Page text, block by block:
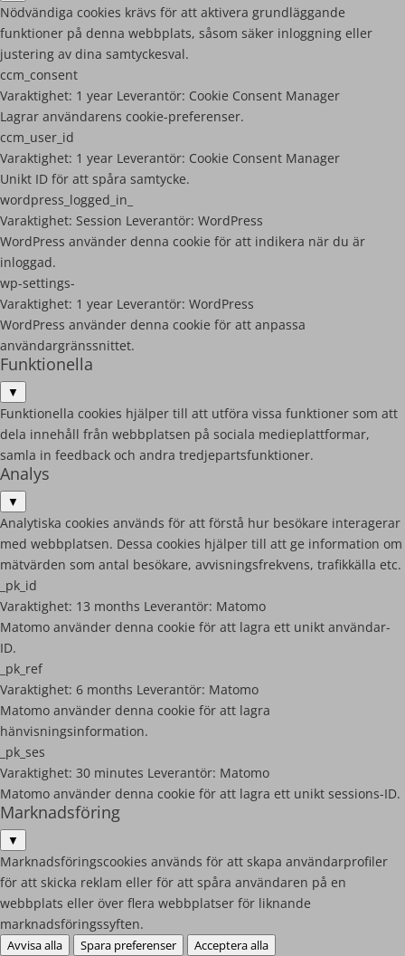
Nödvändiga cookies krävs för att aktivera grundläggande
funktioner på denna webbplats, såsom säker inloggning eller
justering av dina samtyckesval.
ccm_consent
Varaktighet: 1 year Leverantör: Cookie Consent Manager
Lagrar användarens cookie-preferenser.
ccm_user_id
Varaktighet: 1 year Leverantör: Cookie Consent Manager
Unikt ID för att spåra samtycke.
wordpress_logged_in_
Varaktighet: Session Leverantör: WordPress
WordPress använder denna cookie för att indikera när du är
inloggad.
wp-settings-
Varaktighet: 1 year Leverantör: WordPress
WordPress använder denna cookie för att anpassa
användargränssnittet.
Funktionella
▼
Funktionella cookies hjälper till att utföra vissa funktioner som att
dela innehåll från webbplatsen på sociala medieplattformar,
samla in feedback och andra tredjepartsfunktioner.
Analys
▼
Analytiska cookies används för att förstå hur besökare interagerar
med webbplatsen. Dessa cookies hjälper till att ge information om
mätvärden som antal besökare, avvisningsfrekvens, trafikkälla etc.
_pk_id
Varaktighet: 13 months Leverantör: Matomo
Matomo använder denna cookie för att lagra ett unikt användar-
ID.
_pk_ref
Varaktighet: 6 months Leverantör: Matomo
Matomo använder denna cookie för att lagra
hänvisningsinformation.
_pk_ses
Varaktighet: 30 minutes Leverantör: Matomo
Matomo använder denna cookie för att lagra ett unikt sessions-ID.
Marknadsföring
▼
Marknadsföringscookies används för att skapa användarprofiler
för att skicka reklam eller för att spåra användaren på en
webbplats eller över flera webbplatser för liknande
marknadsföringssyften.
Avvisa alla Spara preferenser Acceptera alla